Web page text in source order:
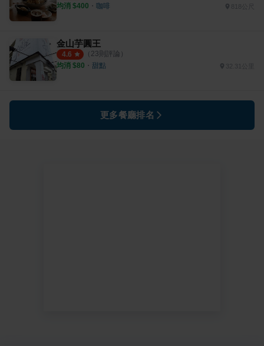
均消 $400 ・ 咖啡
金山芋圓王
4.6 （ 23則評論）
均消 $80 ・ 甜點
更多餐廳排名